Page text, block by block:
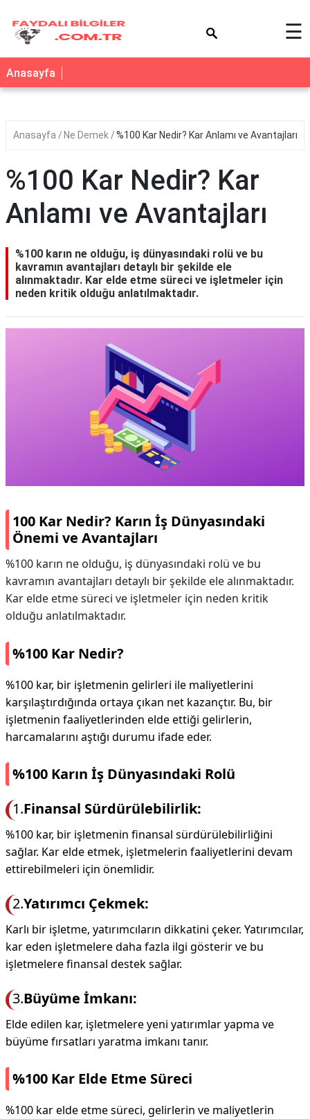
☰
Anasayfa
Anasayfa Ne Demek %100 Kar Nedir? Kar Anlamı ve Avantajları
%100 Kar Nedir? Kar
Anlamı ve Avantajları
%100 karın ne olduğu, iş dünyasındaki rolü ve bu
kavramın avantajları detaylı bir şekilde ele
alınmaktadır. Kar elde etme süreci ve işletmeler için
neden kritik olduğu anlatılmaktadır.
100 Kar Nedir? Karın İş Dünyasındaki
Önemi ve Avantajları
%100 karın ne olduğu, iş dünyasındaki rolü ve bu
kavramın avantajları detaylı bir şekilde ele alınmaktadır.
Kar elde etme süreci ve işletmeler için neden kritik
olduğu anlatılmaktadır.
%100 Kar Nedir?
%100 kar, bir işletmenin gelirleri ile maliyetlerini
karşılaştırdığında ortaya çıkan net kazançtır. Bu, bir
işletmenin faaliyetlerinden elde ettiği gelirlerin,
harcamalarını aştığı durumu ifade eder.
%100 Karın İş Dünyasındaki Rolü
1.Finansal Sürdürülebilirlik:
%100 kar, bir işletmenin finansal sürdürülebilirliğini
sağlar. Kar elde etmek, işletmelerin faaliyetlerini devam
ettirebilmeleri için önemlidir.
2.Yatırımcı Çekmek:
Karlı bir işletme, yatırımcıların dikkatini çeker. Yatırımcılar,
kar eden işletmelere daha fazla ilgi gösterir ve bu
işletmelere finansal destek sağlar.
3.Büyüme İmkanı:
Elde edilen kar, işletmelere yeni yatırımlar yapma ve
büyüme fırsatları yaratma imkanı tanır.
%100 Kar Elde Etme Süreci
%100 kar elde etme süreci, gelirlerin ve maliyetlerin